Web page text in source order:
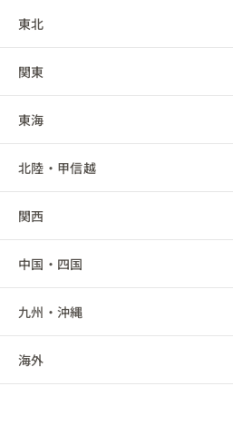
北海道
東北
青森県
岩手県
宮城県
秋田県
山形県
福島県
関東
茨城県
栃木県
群馬県
埼玉県
千葉県
東京都
東海
岐阜県
静岡県
愛知県
三重県
北陸・甲信越
新潟県
富山県
石川県
福井県
関西
滋賀県
京都府
大阪府
中国・四国
鳥取県
島根県
九州・沖縄
福岡県
海外